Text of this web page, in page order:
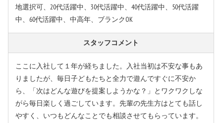
地選択可、20代活躍中、30代活躍中、40代活躍中、50代活躍
中、60代活躍中、中高年、ブランクOK
スタッフコメント
ここに入社して１年が経ちました。入社当初は不安な事もあ
りましたが、毎日子どもたちと全力で遊んですぐに不安か
ら、「次はどんな遊びを提案しようかな？」とワクワクしな
がら毎日楽しく過ごしています。先輩の先生方はとても話し
やすく、いつもどんなことでも相談させてもらっています。